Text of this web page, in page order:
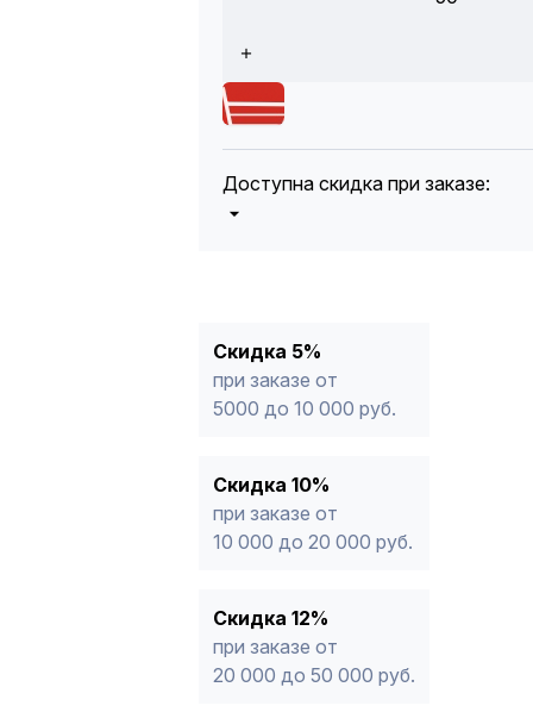
Доступна скидка при заказе:
* -Для заказов, состоящих
продукции, максимальная скидка
Скидка 5%
при заказе от
5000 до 10 000 руб.
Скидка 10%
при заказе от
10 000 до 20 000 руб.
Скидка 12%
при заказе от
20 000 до 50 000 руб.